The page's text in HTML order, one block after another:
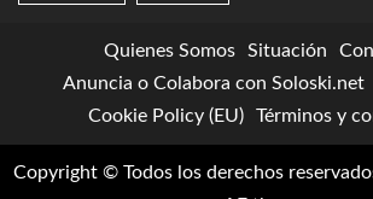
Quienes Somos Situación
Anuncia o Colabora con Soloski.net
Cookie Policy (EU)
Términos y
Copyright © Todos los derechos